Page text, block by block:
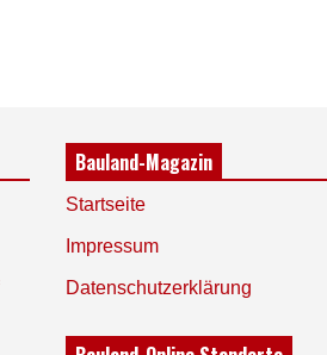
Bauland-Magazin
Startseite
Impressum
Datenschutzerklärung